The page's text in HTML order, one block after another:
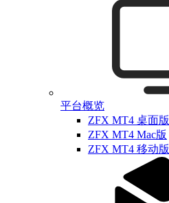
平台概览
ZFX MT4 桌面版
ZFX MT4 Mac版
ZFX MT4 移动版